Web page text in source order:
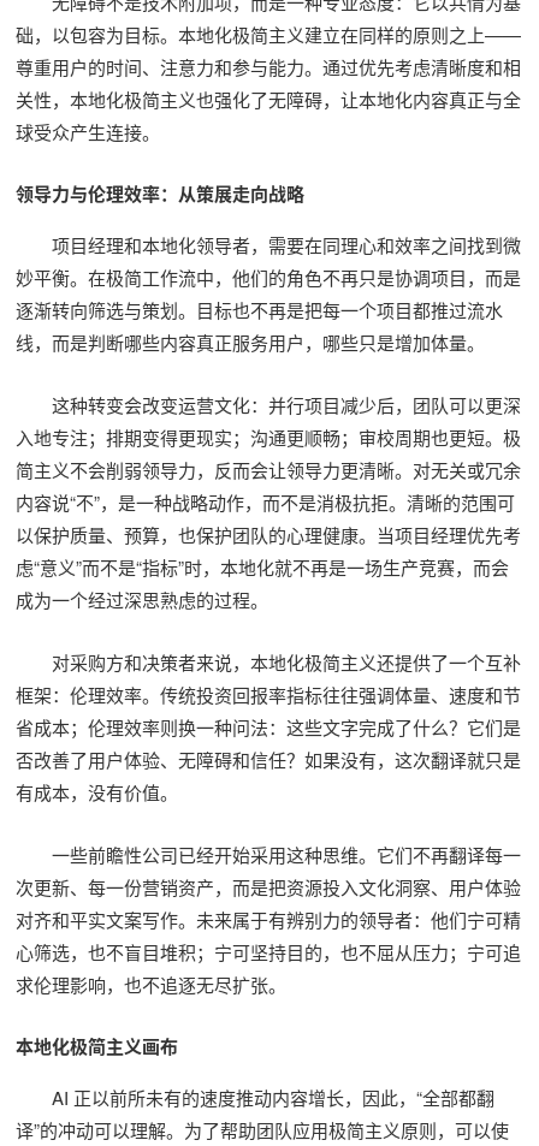
础，以包容为目标。本地化极简主义建立在同样的原则之上——
尊重用户的时间、注意力和参与能力。通过优先考虑清晰度和相
关性，本地化极简主义也强化了无障碍，让本地化内容真正与全
球受众产生连接。
领导力与伦理效率：从策展走向战略
项目经理和本地化领导者，需要在同理心和效率之间找到微
妙平衡。在极简工作流中，他们的角色不再只是协调项目，而是
逐渐转向筛选与策划。目标也不再是把每一个项目都推过流水
线，而是判断哪些内容真正服务用户，哪些只是增加体量。
这种转变会改变运营文化：并行项目减少后，团队可以更深
入地专注；排期变得更现实；沟通更顺畅；审校周期也更短。极
简主义不会削弱领导力，反而会让领导力更清晰。对无关或冗余
内容说“不”，是一种战略动作，而不是消极抗拒。清晰的范围可
以保护质量、预算，也保护团队的心理健康。当项目经理优先考
虑“意义”而不是“指标”时，本地化就不再是一场生产竞赛，而会
成为一个经过深思熟虑的过程。
对采购方和决策者来说，本地化极简主义还提供了一个互补
框架：伦理效率。传统投资回报率指标往往强调体量、速度和节
省成本；伦理效率则换一种问法：这些文字完成了什么？它们是
否改善了用户体验、无障碍和信任？如果没有，这次翻译就只是
有成本，没有价值。
一些前瞻性公司已经开始采用这种思维。它们不再翻译每一
次更新、每一份营销资产，而是把资源投入文化洞察、用户体验
对齐和平实文案写作。未来属于有辨别力的领导者：他们宁可精
心筛选，也不盲目堆积；宁可坚持目的，也不屈从压力；宁可追
求伦理影响，也不追逐无尽扩张。
本地化极简主义画布
AI 正以前所未有的速度推动内容增长，因此，“全部都翻
译”的冲动可以理解。为了帮助团队应用极简主义原则，可以使